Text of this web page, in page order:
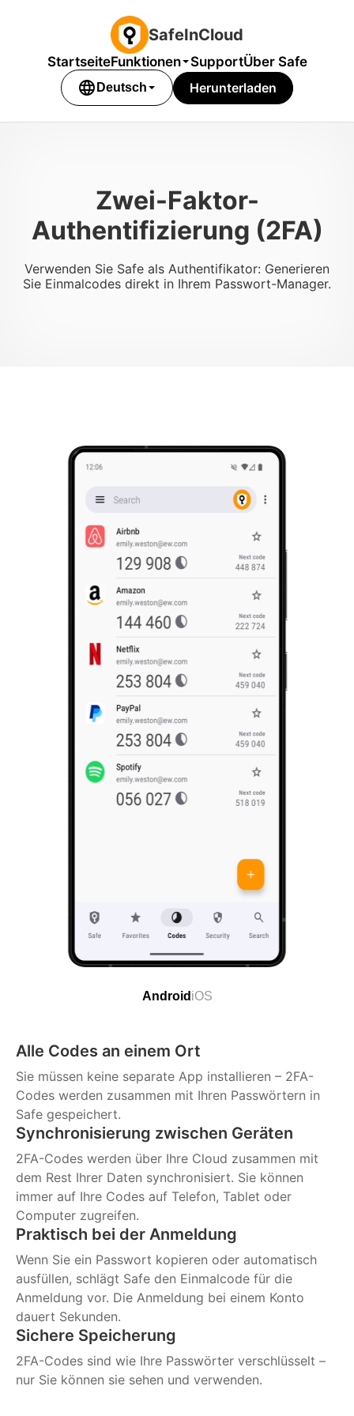
SafeInCloud
StartseiteFunktionen SupportÜber Safe
language Deutsch Herunterladen
Zwei-Faktor-
Authentifizierung (2FA)
Verwenden Sie Safe als Authentifikator: Generieren
Sie Einmalcodes direkt in Ihrem Passwort-Manager.
Android iOS
Alle Codes an einem Ort
Sie müssen keine separate App installieren – 2FA-
Codes werden zusammen mit Ihren Passwörtern in
Safe gespeichert.
Synchronisierung zwischen Geräten
2FA-Codes werden über Ihre Cloud zusammen mit
dem Rest Ihrer Daten synchronisiert. Sie können
immer auf Ihre Codes auf Telefon, Tablet oder
Computer zugreifen.
Praktisch bei der Anmeldung
Wenn Sie ein Passwort kopieren oder automatisch
ausfüllen, schlägt Safe den Einmalcode für die
Anmeldung vor. Die Anmeldung bei einem Konto
dauert Sekunden.
Sichere Speicherung
2FA-Codes sind wie Ihre Passwörter verschlüsselt –
nur Sie können sie sehen und verwenden.